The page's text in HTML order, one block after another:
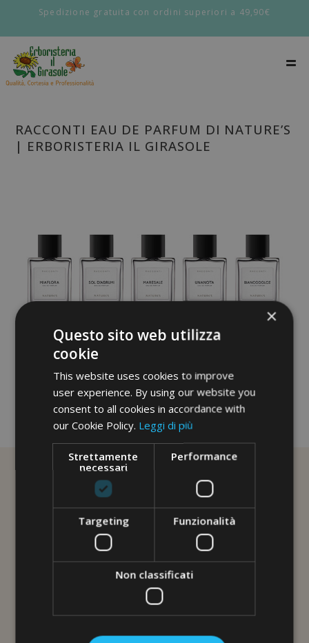
Spedizione gratuita con ordini superiori a 49,90€
RACCONTI EAU DE PARFUM DI NATURE’S
| ERBORISTERIA IL GIRASOLE
No image description ...
×
Questo sito web utilizza
cookie
This website uses cookies to improve
user experience. By using our website you
consent to all cookies in accordance with
our Cookie Policy. Leggi di più
Strettamente
necessari
Performance
Targeting Funzionalità
Non classificati